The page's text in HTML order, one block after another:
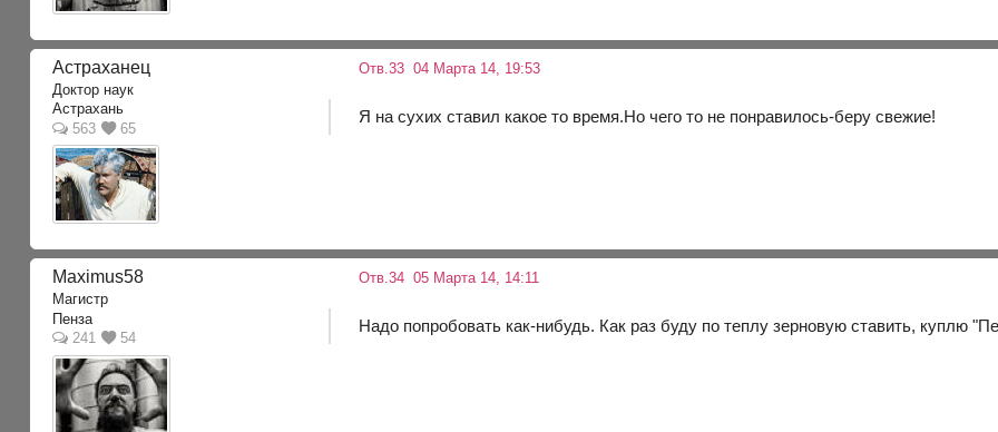
Астраханец
Доктор наук
Астрахань
563
65
Отв.33 04 Марта 14, 19:53
Я на сухих ставил какое то время.Но чего то не понравилось-беру свежие!
Maximus58
Магистр
Пенза
241
54
Отв.34 05 Марта 14, 14:11
Надо попробовать как-нибудь. Как раз буду по теплу зерновую ставить, куплю